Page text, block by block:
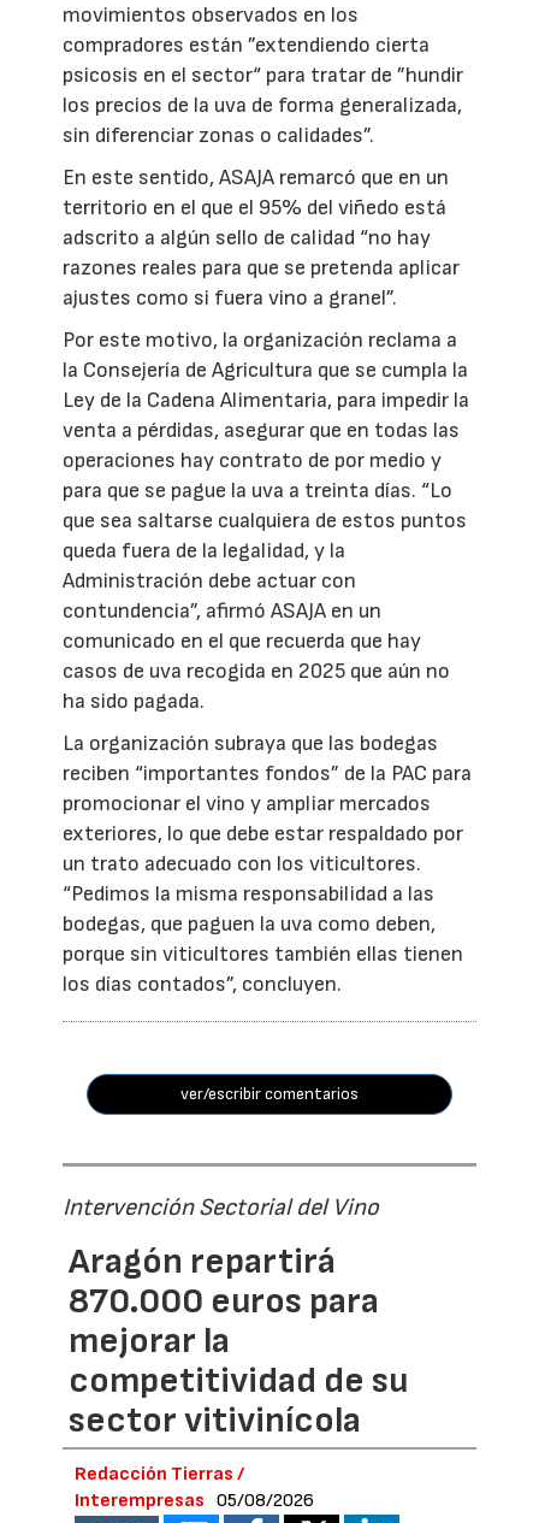
movimientos observados en los
compradores están ”extendiendo cierta
psicosis en el sector“ para tratar de ”hundir
los precios de la uva de forma generalizada,
sin diferenciar zonas o calidades”.
En este sentido, ASAJA remarcó que en un
territorio en el que el 95% del viñedo está
adscrito a algún sello de calidad “no hay
razones reales para que se pretenda aplicar
ajustes como si fuera vino a granel”.
Por este motivo, la organización reclama a
la Consejería de Agricultura que se cumpla la
Ley de la Cadena Alimentaria, para impedir la
venta a pérdidas, asegurar que en todas las
operaciones hay contrato de por medio y
para que se pague la uva a treinta días. “Lo
que sea saltarse cualquiera de estos puntos
queda fuera de la legalidad, y la
Administración debe actuar con
contundencia”, afirmó ASAJA en un
comunicado en el que recuerda que hay
casos de uva recogida en 2025 que aún no
ha sido pagada.
La organización subraya que las bodegas
reciben “importantes fondos” de la PAC para
promocionar el vino y ampliar mercados
exteriores, lo que debe estar respaldado por
un trato adecuado con los viticultores.
“Pedimos la misma responsabilidad a las
bodegas, que paguen la uva como deben,
porque sin viticultores también ellas tienen
los días contados”, concluyen.
ver/escribir comentarios
Intervención Sectorial del Vino
Aragón repartirá
870.000 euros para
mejorar la
competitividad de su
sector vitivinícola
Redacción Tierras /
Interempresas
05/08/2026